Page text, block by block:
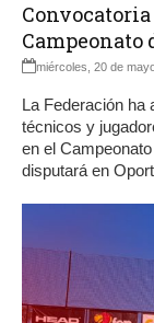
Campeonato
miércoles, 20 de
La Federación ha
técnicos y
en el
disputará en